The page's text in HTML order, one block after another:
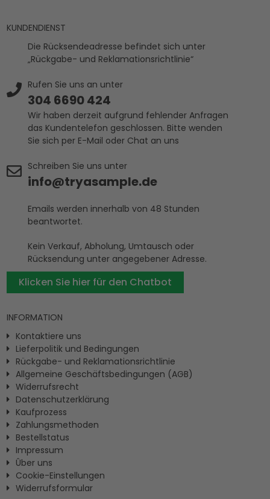
KUNDENDIENST
Die Rücksendeadresse befindet sich unter
„Rückgabe- und Reklamationsrichtlinie“
Rufen Sie uns an unter
304 6690 424
Wir haben derzeit aufgrund fehlender Anfragen
das Kundentelefon geschlossen. Bitte wenden
Sie sich per E-Mail oder Chat an uns
Schreiben Sie uns unter
info@tryasample.de
Emails werden innerhalb von 48 Stunden
beantwortet.
Kein Verkauf, Abholung, Umtausch oder
Rücksendung unter angegebener Adresse.
Klicken Sie hier für den Chatbot
INFORMATION
Kontaktiere uns
Lieferpolitik und Bedingungen
Rückgabe- und Reklamationsrichtlinie
Allgemeine Geschäftsbedingungen (AGB)
Widerrufsrecht
Datenschutzerklärung
Kaufprozess
Zahlungsmethoden
Bestellstatus
Impressum
Ûber uns
Cookie-Einstellungen
Widerrufsformular